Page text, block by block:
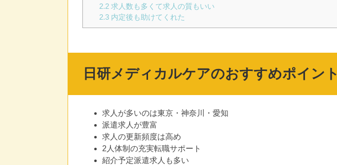
2.2求人数も多くて求人の質もいい
2.3内定後も助けてくれた
日研メディカルケアのおすすめポイント
求人が多いのは東京・神奈川・愛知
派遣求人が豊富
求人の更新頻度は高め
2人体制の充実転職サポート
紹介予定派遣求人も多い